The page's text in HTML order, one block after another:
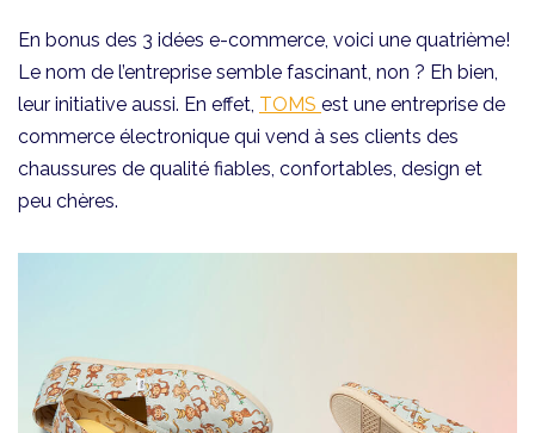
En bonus des 3 idées e-commerce, voici une quatrième!
Le nom de l’entreprise semble fascinant, non ? Eh bien,
leur initiative aussi. En effet, TOMS est une entreprise de
commerce électronique qui vend à ses clients des
chaussures de qualité fiables, confortables, design et
peu chères.